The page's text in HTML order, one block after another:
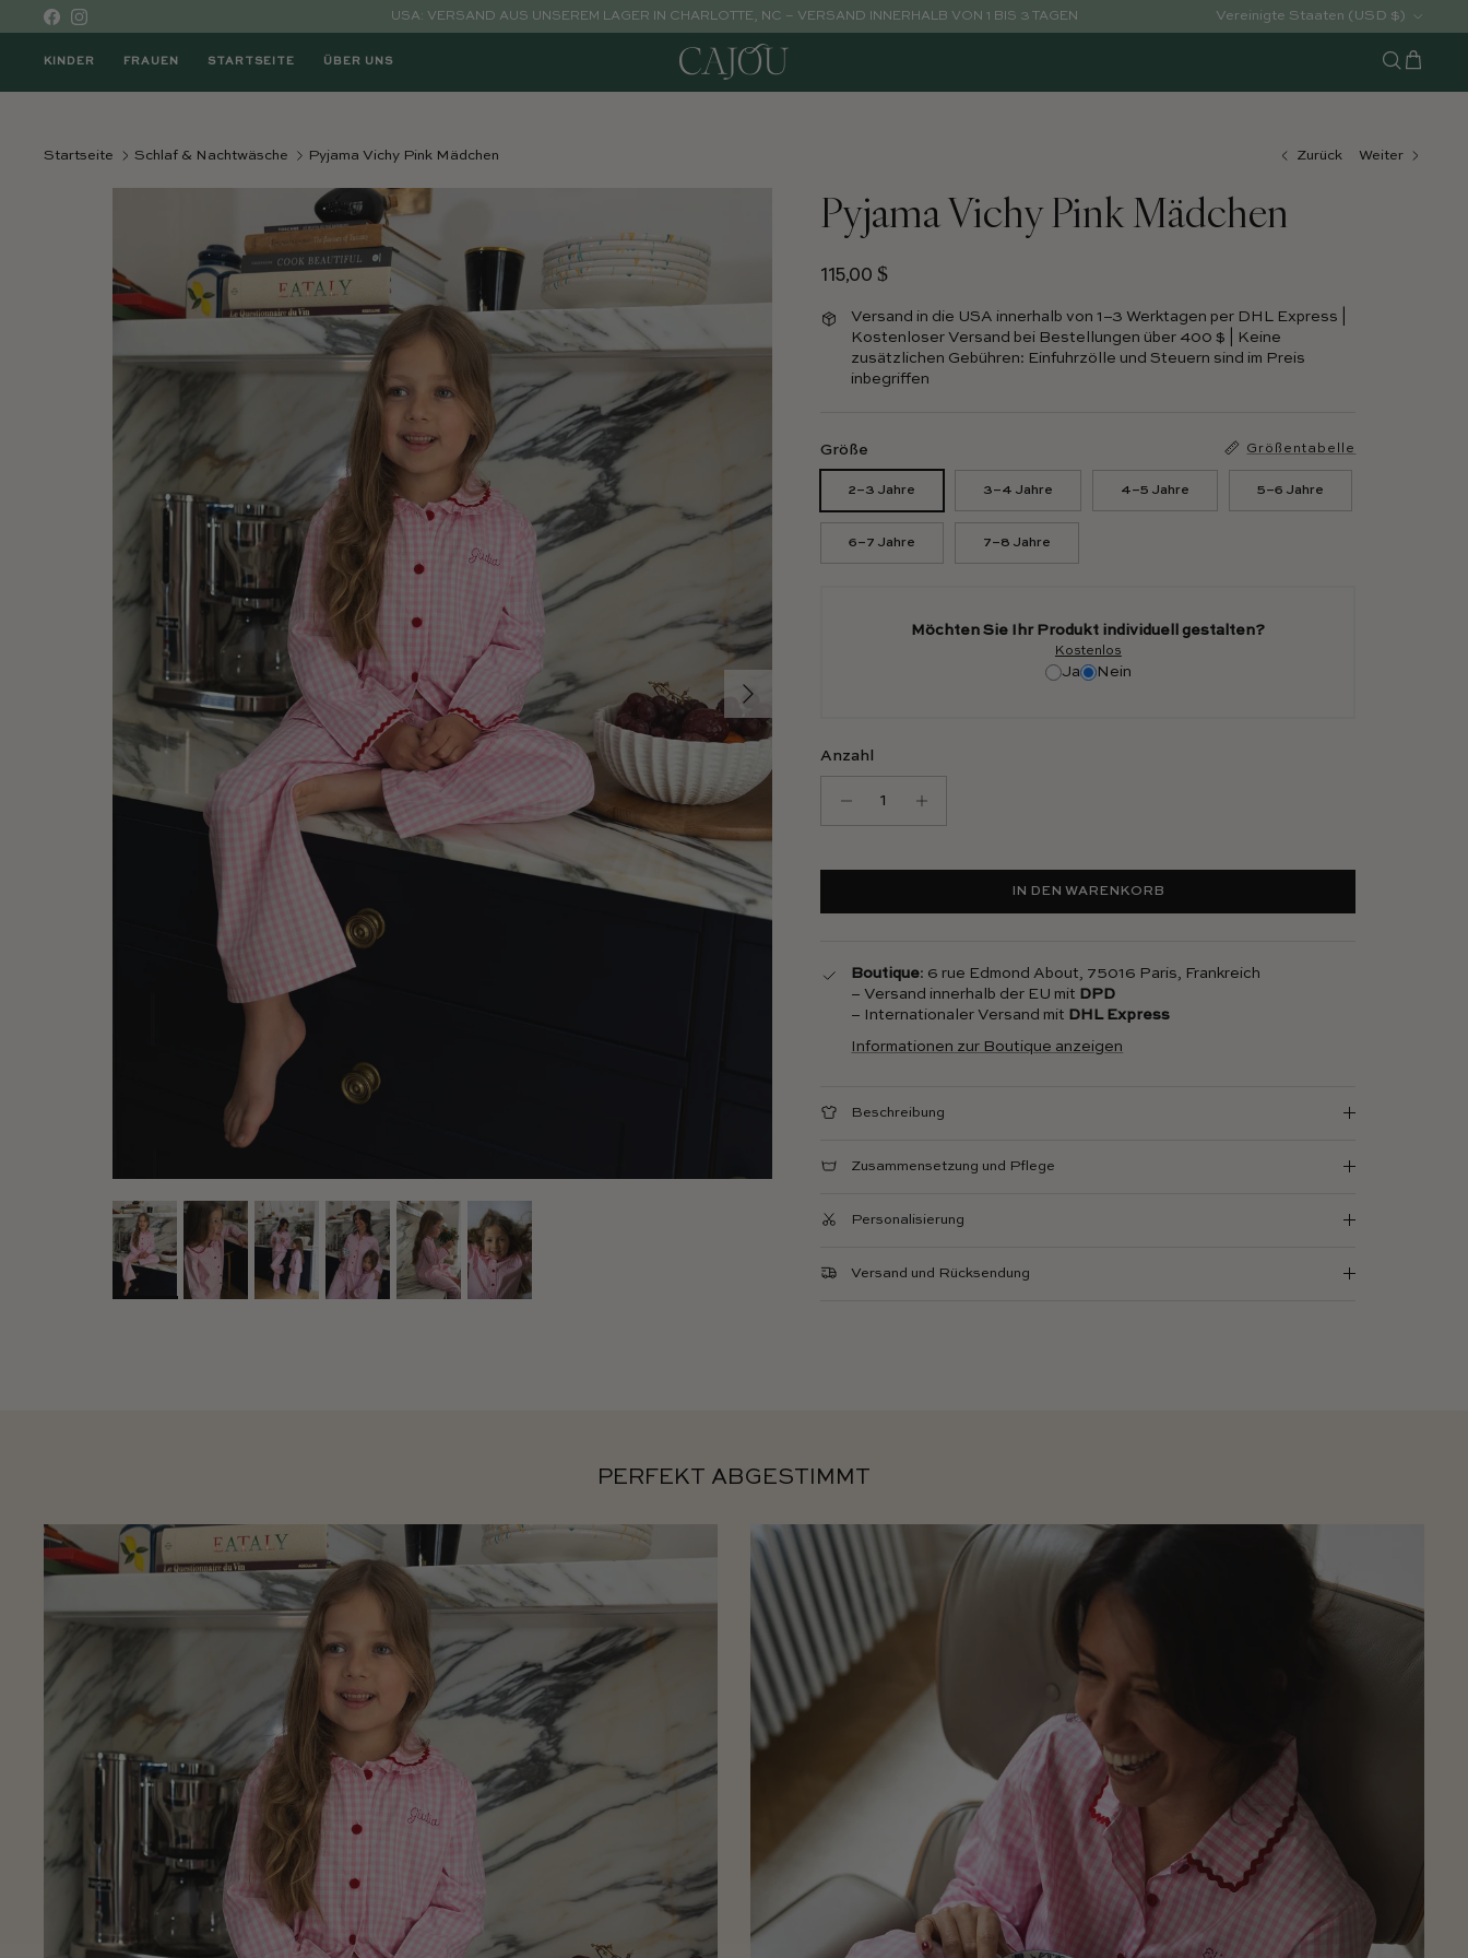
Direkt zum Inhalt
Facebook
Instagram USA: VERSAND AUS UNSEREM LAGER IN CHARLOTTE, NC – VERSAND INNERHALB VON 1 BIS 3 TAGEN
Land/Region
Vereinigte Staaten (USD $)
KINDER FRAUEN STARTSEITE ÜBER UNS
Suchen
Startseite Schlaf & Nachtwäsche Pyjama Vichy Pink Mädchen Zurück Weiter
Direkt zu den Produktinformationen
Weiter
Pyjama Vichy Pink Mädchen
Regulärer Preis
115,00 $
Versand in die USA innerhalb von 1–3 Werktagen per DHL Express |
Kostenloser Versand bei Bestellungen über 400 $ | Keine
zusätzlichen Gebühren: Einfuhrzölle und Steuern sind im Preis
inbegriffen
Größe Größentabelle
2–3 Jahre 3–4 Jahre 4–5 Jahre 5–6 Jahre
6–7 Jahre 7–8 Jahre
Möchten Sie Ihr Produkt individuell gestalten?
Kostenlos
Ja Nein
Anzahl
IN DEN WARENKORB
Boutique: 6 rue Edmond About, 75016 Paris, Frankreich
– Versand innerhalb der EU mit DPD
– Internationaler Versand mit DHL Express
Informationen zur Boutique anzeigen
Beschreibung
Zusammensetzung und Pflege
Personalisierung
Versand und Rücksendung
PERFEKT ABGESTIMMT